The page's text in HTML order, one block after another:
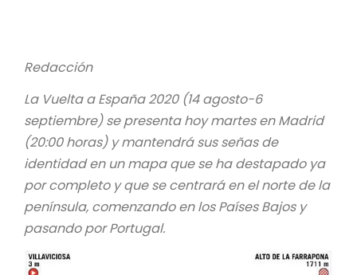
Redacción
La Vuelta a España 2020 (14 agosto-6
septiembre) se presenta hoy martes en Madrid
(20:00 horas) y mantendrá sus señas de
identidad en un mapa que se ha destapado ya
por completo y que se centrará en el norte de la
península, comenzando en los Países Bajos y
pasando por Portugal.